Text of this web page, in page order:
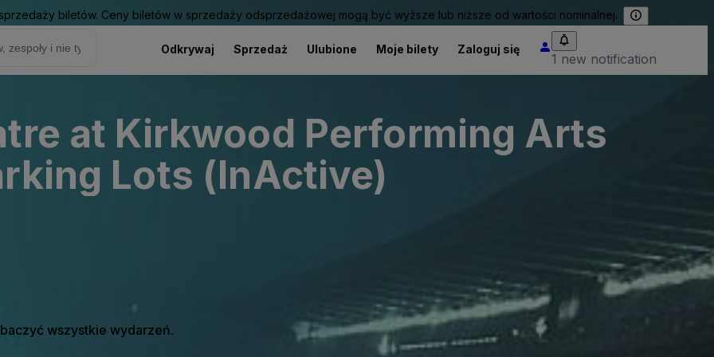
biletów. Ceny biletów w sprzedaży odsprzedażowej mogą być wyższe lub niższe od wartości nominalnej.
Odkrywaj Sprzedaż Ulubione Moje bilety Zaloguj się
1 new notification
at Kirkwood Performing Arts
Lots (InActive)
wszystkie wydarzeń.